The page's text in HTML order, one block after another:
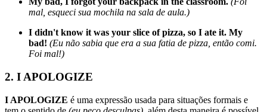
mal, esqueci sua mochila na sala de aula.)
I didn't know it was your slice of pizza, so I ate it. My
bad! (Eu não sabia que era a sua fatia de pizza, então comi.
Foi mal!)
2. I APOLOGIZE
I APOLOGIZE é uma expressão usada para situações formais e